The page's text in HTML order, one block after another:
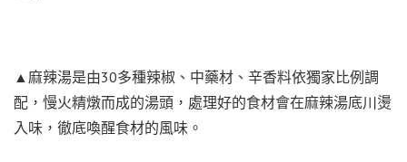
▲麻辣湯是由30多種辣椒、中藥材、辛香料依獨家比例調
配，慢火精燉而成的湯頭，處理好的食材會在麻辣湯底川燙
入味，徹底喚醒食材的風味。